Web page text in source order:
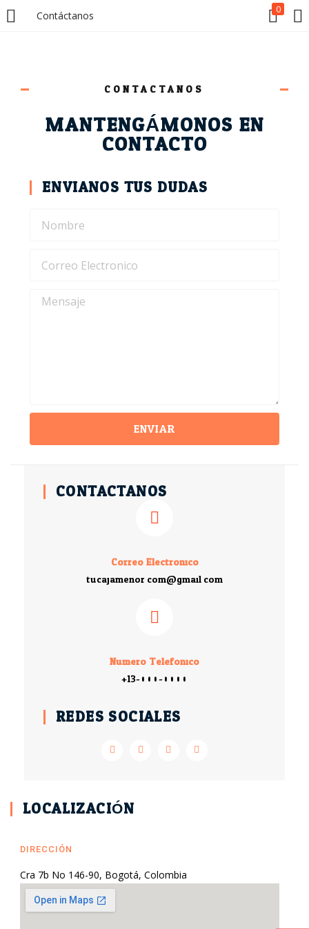
Contáctanos
0
CONTACTANOS
MANTENGÁMONOS EN
CONTACTO
ENVIANOS TUS DUDAS
ENVIAR
CONTACTANOS
Correo Electronico
tucajamenor.com@gmail.com
Numero Telefonico
+13-000-0000
REDES SOCIALES
LOCALIZACIÓN
DIRECCIÓN
Cra 7b No 146-90, Bogotá, Colombia